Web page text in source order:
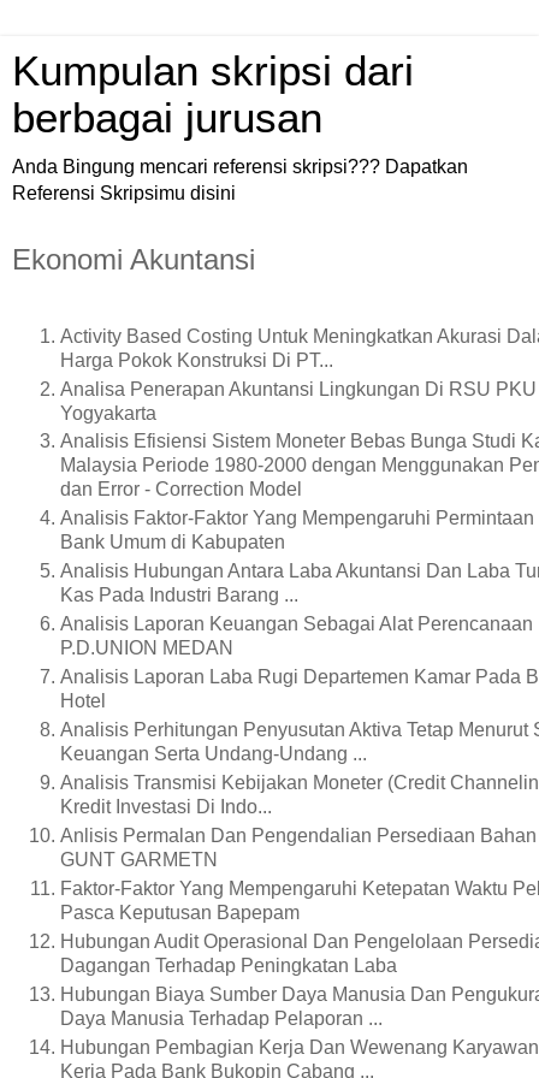
Kumpulan skripsi dari
berbagai jurusan
Anda Bingung mencari referensi skripsi??? Dapatkan
Referensi Skripsimu disini
Ekonomi Akuntansi
Activity Based Costing Untuk Meningkatkan Akurasi
Harga Pokok Konstruksi Di PT...
Analisa Penerapan Akuntansi Lingkungan Di RSU
Yogyakarta
Analisis Efisiensi Sistem Moneter Bebas Bunga Studi
Malaysia Periode 1980-2000 dengan Menggunakan
dan Error - Correction Model
Analisis Faktor-Faktor Yang Mempengaruhi
Bank Umum di Kabupaten
Analisis Hubungan Antara Laba Akuntansi Dan Laba
Kas Pada Industri Barang ...
Analisis Laporan Keuangan Sebagai Alat Perencanaan
P.D.UNION MEDAN
Analisis Laporan Laba Rugi Departemen Kamar Pada
Hotel
Analisis Perhitungan Penyusutan Aktiva Tetap Menurut
Keuangan Serta Undang-Undang ...
Analisis Transmisi Kebijakan Moneter (Credit
Kredit Investasi Di Indo...
Anlisis Permalan Dan Pengendalian Persediaan
GUNT GARMETN
Faktor-Faktor Yang Mempengaruhi Ketepatan Waktu
Pasca Keputusan Bapepam
Hubungan Audit Operasional Dan Pengelolaan
Dagangan Terhadap Peningkatan Laba
Hubungan Biaya Sumber Daya Manusia Dan
Daya Manusia Terhadap Pelaporan ...
Hubungan Pembagian Kerja Dan Wewenang
Kerja Pada Bank Bukopin Cabang ...